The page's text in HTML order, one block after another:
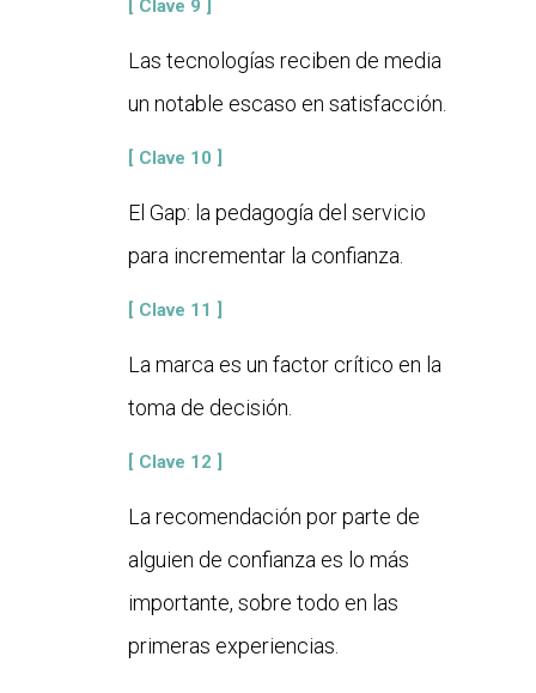
[ Clave 9 ]
Las tecnologías reciben de media
un notable escaso en satisfacción.
[ Clave 10 ]
El Gap: la pedagogía del servicio
para incrementar la confianza.
[ Clave 11 ]
La marca es un factor crítico en la
toma de decisión.
[ Clave 12 ]
La recomendación por parte de
alguien de confianza es lo más
importante, sobre todo en las
primeras experiencias.